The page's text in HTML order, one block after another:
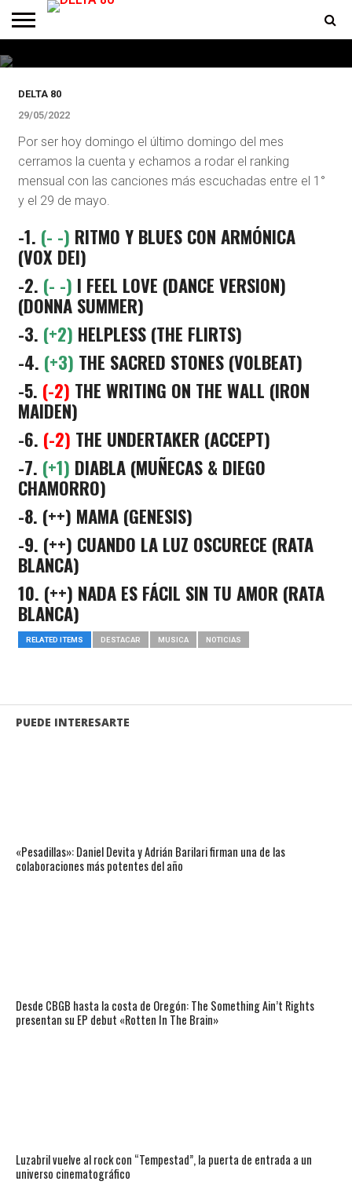
PREMIOS
PRODUCCIONES
PROGRAMACION
CONTACTO
HOMEPAGE
DESTACADOS
Ranking Mayo de Delta 80
DELTA 80
29/05/2022
Por ser hoy domingo el último domingo del mes
cerramos la cuenta y echamos a rodar el ranking
mensual con las canciones más escuchadas entre el 1°
y el 29 de mayo.
-1. (- -) RITMO Y BLUES CON ARMÓNICA
(VOX DEI)
-2. (- -) I FEEL LOVE (DANCE VERSION)
(DONNA SUMMER)
-3. (+2) HELPLESS (THE FLIRTS)
-4. (+3) THE SACRED STONES (VOLBEAT)
-5. (-2) THE WRITING ON THE WALL (IRON
MAIDEN)
-6. (-2) THE UNDERTAKER (ACCEPT)
-7. (+1) DIABLA (MUÑECAS & DIEGO
CHAMORRO)
-8. (++) MAMA (GENESIS)
-9. (++) CUANDO LA LUZ OSCURECE (RATA
BLANCA)
10. (++) NADA ES FÁCIL SIN TU AMOR (RATA
BLANCA)
RELATED ITEMS DESTACAR MUSICA NOTICIAS
PUEDE INTERESARTE
«Pesadillas»: Daniel Devita y Adrián Barilari firman una de las
colaboraciones más potentes del año
Desde CBGB hasta la costa de Oregón: The Something Ain’t Rights
presentan su EP debut «Rotten In The Brain»
Luzabril vuelve al rock con “Tempestad”, la puerta de entrada a un
universo cinematográfico